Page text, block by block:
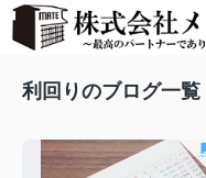
利回りのブログ一覧